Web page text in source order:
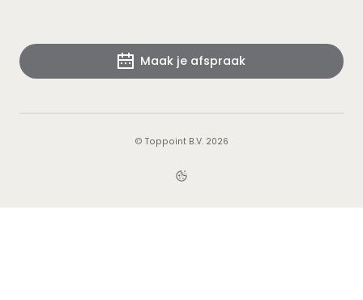
Maak je afspraak
© Toppoint B.V. 2026